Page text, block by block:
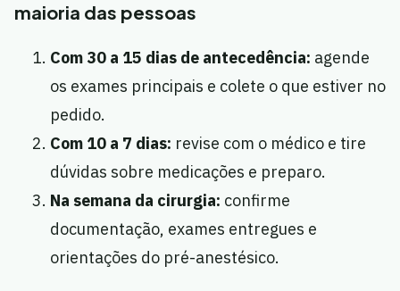
maioria das pessoas
Com 30 a 15 dias de antecedência: agende
os exames principais e colete o que estiver no
pedido.
Com 10 a 7 dias: revise com o médico e tire
dúvidas sobre medicações e preparo.
Na semana da cirurgia: confirme
documentação, exames entregues e
orientações do pré-anestésico.